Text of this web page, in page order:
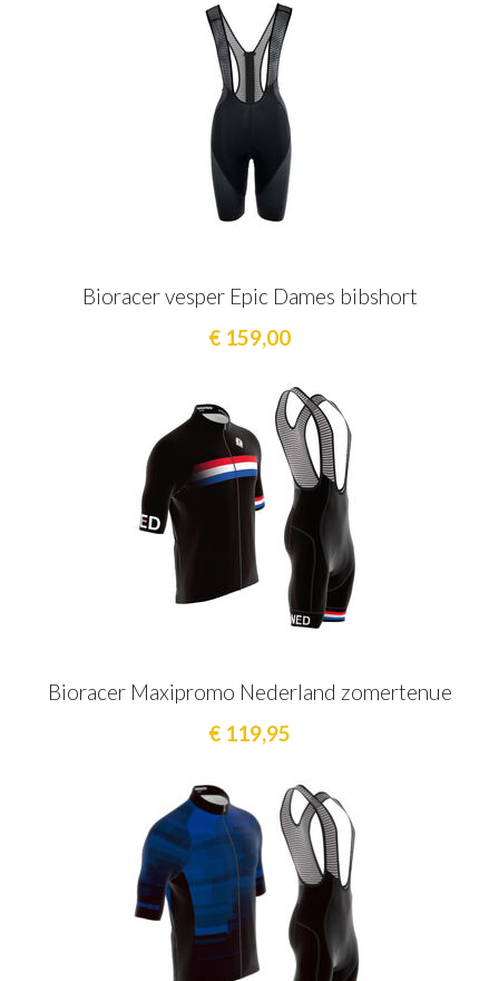
Bioracer vesper Epic Dames bibshort
€ 159,00
Bioracer Maxipromo Nederland zomertenue
€ 119,95